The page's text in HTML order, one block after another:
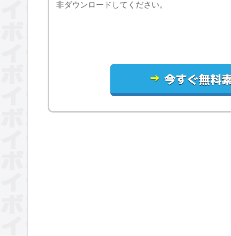
非ダウンロードしてください。
→ 今すぐ無料